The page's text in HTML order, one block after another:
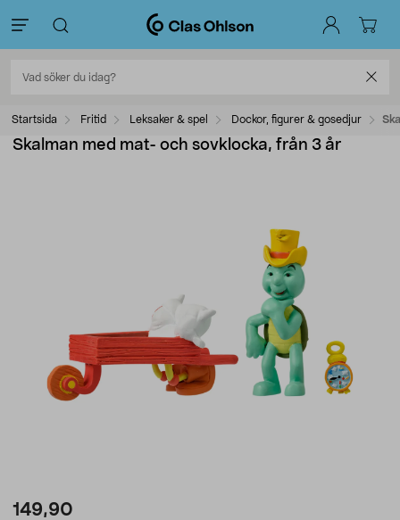
Startsida Fritid Leksaker & spel Dockor, figurer & gosedjur
Skalman med mat- och sovklocka, från 3 år
149,90